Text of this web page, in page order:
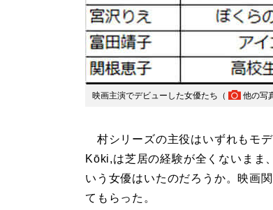
映画主演でデビューした女優たち（ 他の写
村シリーズの主役はいずれもモ
Kōki,は芝居の経験が全くないまま
いう女優はいたのだろうか。映画
てもらった。